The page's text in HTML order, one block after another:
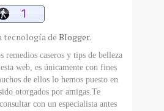
tecnología de Blogger.
remedios caseros y tips de belleza
web, es únicamente con fines
de ellos lo hemos puesto en
otorgados por amigas.Te
con un especialista antes